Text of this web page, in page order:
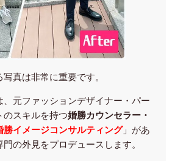
写真は非常に重要です。
、元ファッションデザイナー・パー
のスキルを持つ婚勝カウンセラー・
勝イメージコンサルティング」があ
の外見をプロデュースします。